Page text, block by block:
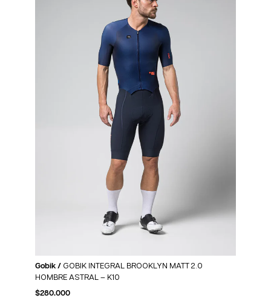
Gobik / GOBIK INTEGRAL BROOKLYN MATT 2.0
HOMBRE ASTRAL – K10
$280.000